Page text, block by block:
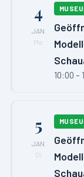
4
JAN
Mo
10:00 –
5
JAN
Di